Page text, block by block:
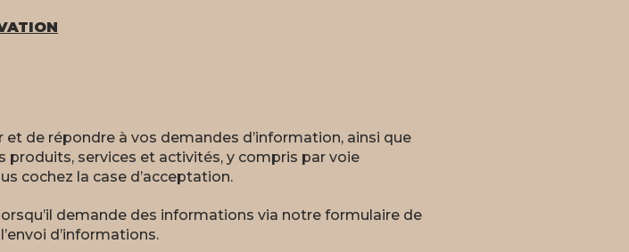
de répondre à vos demandes d’information, ainsi que
services et activités, y compris par voie
cochez la case d’acceptation.
demande des informations via notre formulaire de
d’informations.